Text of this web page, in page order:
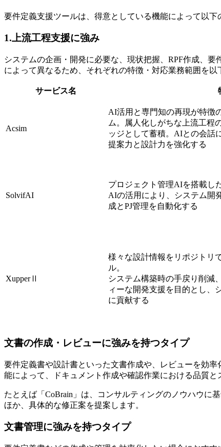
要件定義支援ツールは、得意としている機能によって以
1.上流工程支援に強み
システムの企画・開発に必要な、現状把握、RPF作成、
によって異なるため、それぞれの特徴・対応業務範囲を以
サービス名
Acsim
AI活用と専門知の再現が特徴
ム。属人化しがちな上流工程
ッジとして蓄積。AIとの会話
提案力と設計力を強化する
SolvifAI
プロジェクト管理AIを搭載し
AIの活用により、システム開
成とPJ管理を自動化する
XupperⅡ
様々な設計情報をリポジトリ
ル。
システム構築時の手戻り削減
ィーな開発支援を目的とし、
に貢献する
文書の作成・レビューに強みを持つタイプ
要件定義書や設計書といった文書作成や、レビューを効
能によって、ドキュメント作成や確認作業における品質と
たとえば「CoBrain」は、コンサルティングのノウハウに
ほか、具体的な修正案を提案します。
文書管理に強みを持つタイプ